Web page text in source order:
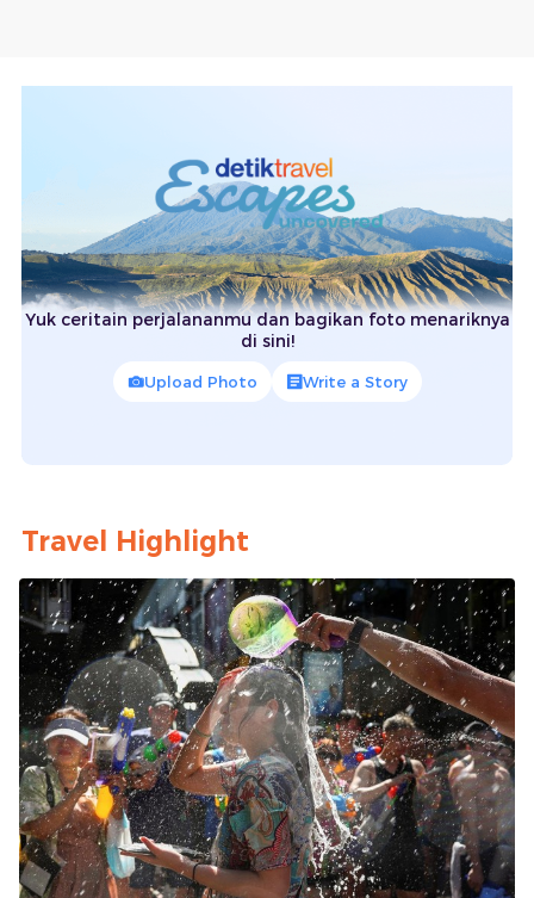
Yuk ceritain perjalananmu dan bagikan foto menariknya
di sini!
Upload Photo Write a Story
Travel Highlight